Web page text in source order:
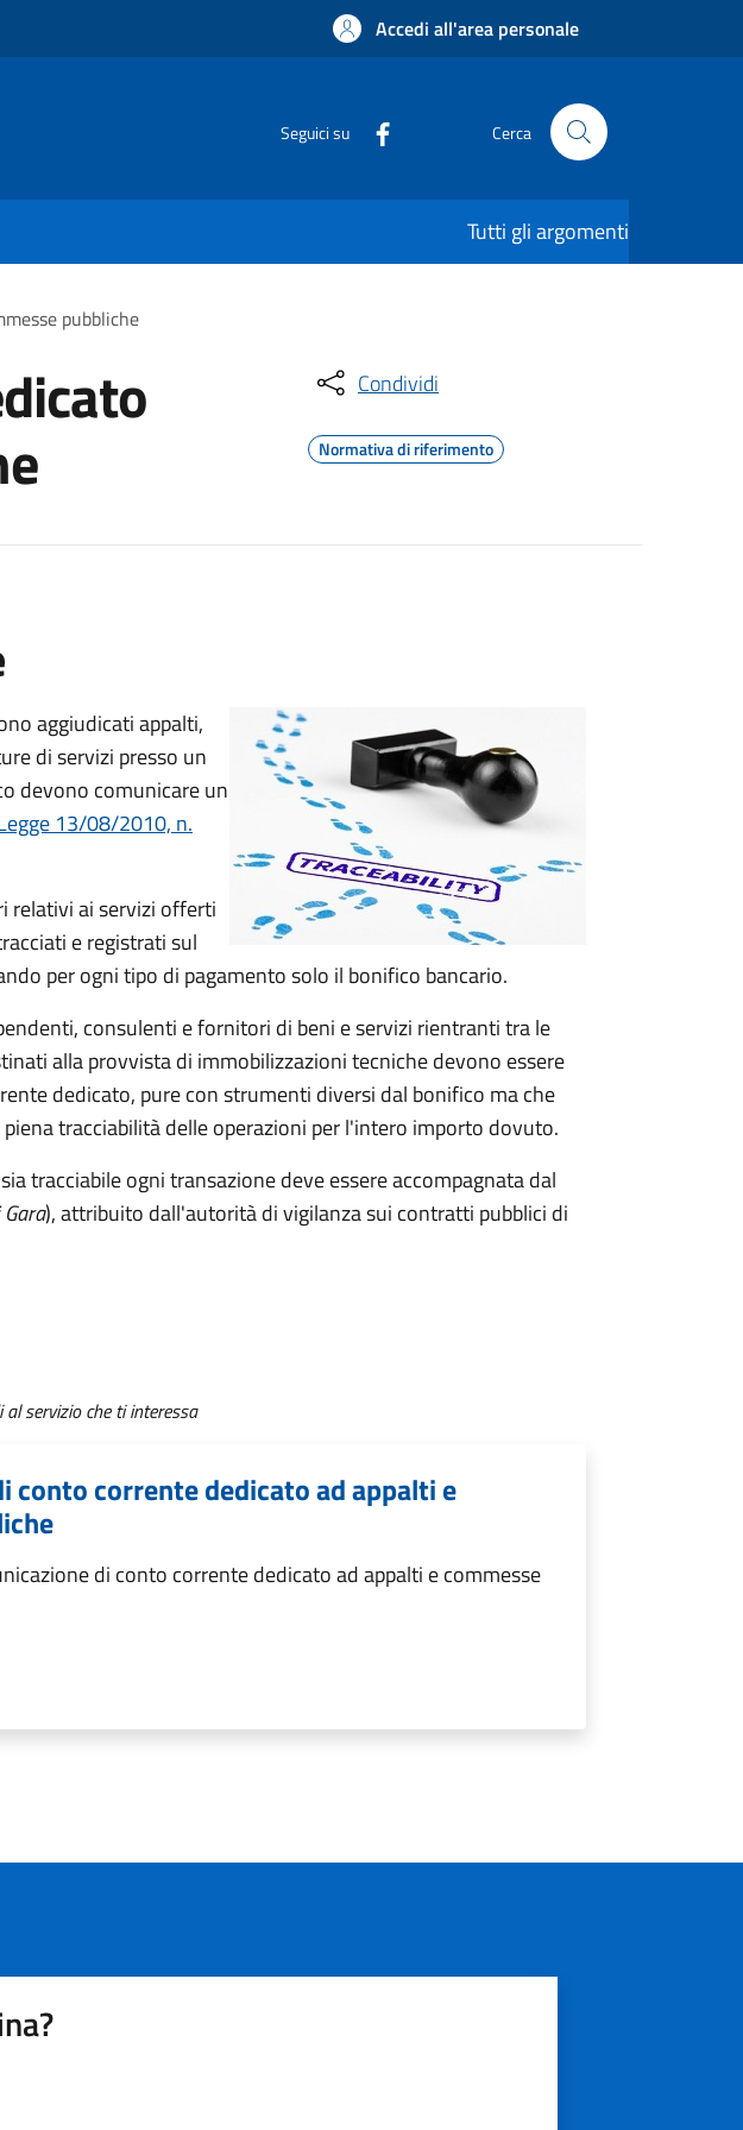
Accedi all'area personale
Seguici su Cerca
Tutti gli argomenti
pubbliche
Condividi
Normativa di riferimento
aggiudicati appalti,
di servizi presso un
devono comunicare un
13/08/2010, n.
relativi ai servizi offerti
e registrati sul
per ogni tipo di pagamento solo il bonifico bancario.
consulenti e fornitori di beni e servizi rientranti tra le
alla provvista di immobilizzazioni tecniche devono essere
dedicato, pure con strumenti diversi dal bonifico ma che
tracciabilità delle operazioni per l'intero importo dovuto.
tracciabile ogni transazione deve essere accompagnata dal
), attribuito dall'autorità di vigilanza sui contratti pubblici di
servizio che ti interessa
conto corrente dedicato ad appalti e
di conto corrente dedicato ad appalti e commesse